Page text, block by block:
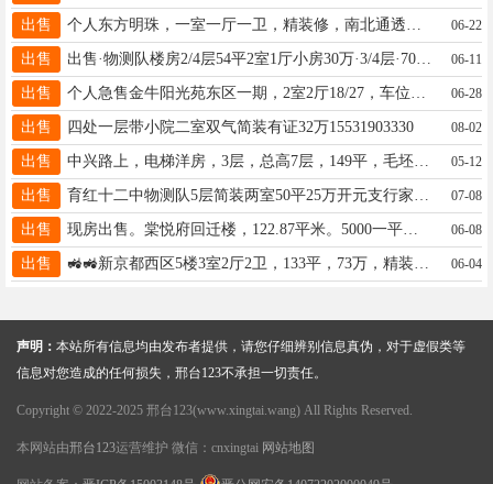
出售 06-22
出售 出售·物测队楼房2/4层54平2室1厅小房30万·3/4层·70平3室1厅·小房35万·15031951088 06-11
出售 06-28
出售 四处一层带小院二室双气简装有证32万15531903330 08-02
出售 中兴路上，电梯洋房，3层，总高7层，149平，毛坯现房，83万全款更名，看房联系16630992798 05-12
出售 07-08
出售 现房出售。棠悦府回迁楼，122.87平米。5000一平，联系电话13132465721 06-08
出售 06-04
声明： 本站所有信息均由发布者提供，请您仔细辨别信息真伪，对于虚假类等
信息对您造成的任何损失，邢台123不承担一切责任。
Copyright © 2022-2025 邢台123(www.xingtai.wang) All Rights Reserved.
本网站由邢台123运营维护 微信：cnxingtai 网站地图